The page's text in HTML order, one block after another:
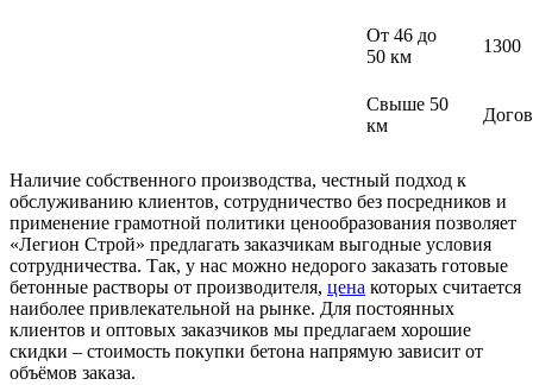
От 46 до
50 км
1300
Свыше 50
км
Наличие собственного производства, честный подход к
обслуживанию клиентов, сотрудничество без посредников и
применение грамотной политики ценообразования позволяет
«Легион Строй» предлагать заказчикам выгодные условия
сотрудничества. Так, у нас можно недорого заказать готовые
бетонные растворы от производителя, цена которых считается
наиболее привлекательной на рынке. Для постоянных
клиентов и оптовых заказчиков мы предлагаем хорошие
скидки – стоимость покупки бетона напрямую зависит от
объёмов заказа.